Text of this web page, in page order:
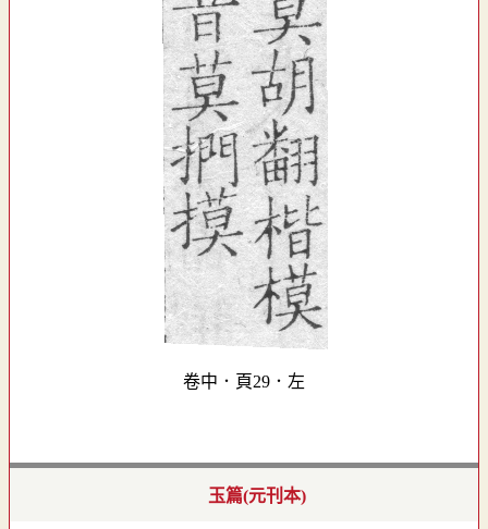
卷中．頁29．左
玉篇(元刊本)